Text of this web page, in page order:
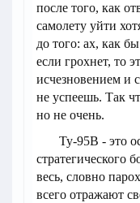
после того, как
самолету уйти
до того: ах, как
если грохнет, то
исчезновением и
не успеешь. Так
но не очень.
Ту-95В - это
стратегического
весь, словно
всего отражают